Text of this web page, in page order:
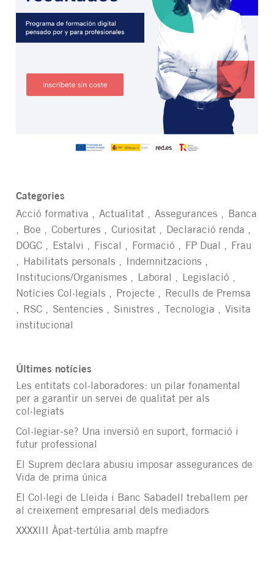
Categories
Acció formativa
Actualitat Assegurances
Banca
Boe
Cobertures Curiositat
Declaració renda
DOGC
Estalvi Fiscal Formació FP Dual
Frau
Habilitats personals
Indemnitzacions
Institucions/Organismes
Laboral
Legislació
Notícies Col·legials
Projecte
Reculls de Premsa
RSC
Sentencies Sinistres Tecnologia
Visita
institucional
Últimes notícies
Les entitats col·laboradores: un pilar fonamental
per a garantir un servei de qualitat per als
col·legiats
Col·legiar-se? Una inversió en suport, formació i
futur professional
El Suprem declara abusiu imposar assegurances de
Vida de prima única
El Col·legi de Lleida i Banc Sabadell treballem per
al creixement empresarial dels mediadors
XXXXIII Àpat-tertúlia amb mapfre